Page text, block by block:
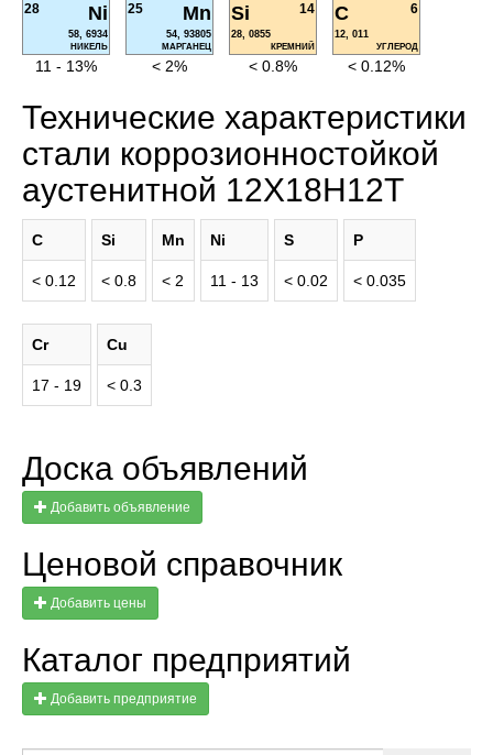
Ni
28
58, 6934
НИКЕЛЬ
11 - 13%
Mn
25
54, 93805
МАРГАНЕЦ
< 2%
Si 14
28, 0855
КРЕМНИЙ
< 0.8%
C 6
12, 011
УГЛЕРОД
< 0.12%
Технические характеристики
стали коррозионностойкой
аустенитной 12Х18Н12Т
C
< 0.12
Si
< 0.8
Mn
< 2
Ni
11 - 13
S
< 0.02
P
< 0.035
Cr
17 - 19
Cu
< 0.3
Доска объявлений
Добавить объявление
Ценовой справочник
Добавить цены
Каталог предприятий
Добавить предприятие